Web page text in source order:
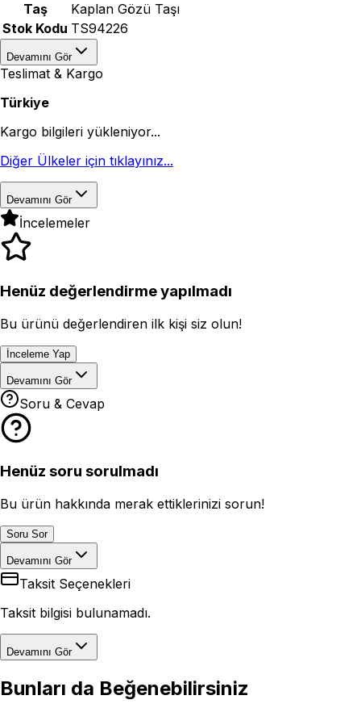
Taş
Kaplan Gözü Taşı
Stok Kodu TS94226
Devamını Gör
Teslimat & Kargo
Türkiye
Kargo bilgileri yükleniyor...
Diğer Ülkeler için tıklayınız...
Devamını Gör
İncelemeler
Henüz değerlendirme yapılmadı
Bu ürünü değerlendiren ilk kişi siz olun!
İnceleme Yap
Devamını Gör
Soru & Cevap
Henüz soru sorulmadı
Bu ürün hakkında merak ettiklerinizi sorun!
Soru Sor
Devamını Gör
Taksit Seçenekleri
Taksit bilgisi bulunamadı.
Devamını Gör
Bunları da Beğenebilirsiniz